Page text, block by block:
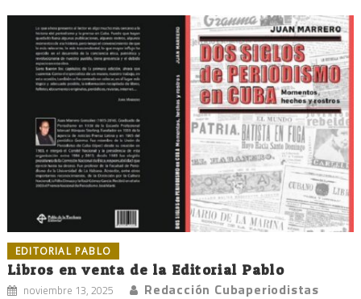
EDITORIAL PABLO
Libros en venta de la Editorial Pablo
noviembre 13, 2025 Redacción Cubaperiodistas